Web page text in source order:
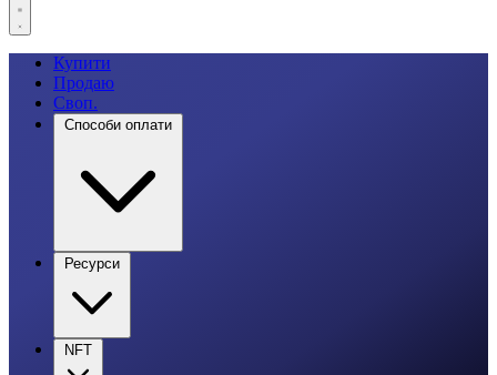
Купити
Продаю
Своп.
Способи оплати
Ресурси
NFT